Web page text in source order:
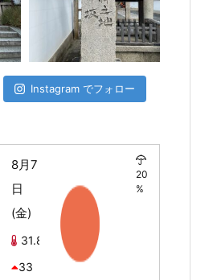
Instagram でフォロー
8月7
日
(金)
31.8℃
33
20
%